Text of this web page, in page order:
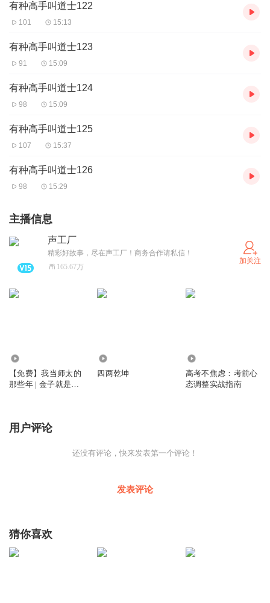
客服电话：0514-82395811
，客服小伙伴会为您贴心解答。
将追究法律责任。
有种高手叫道士122
101 15:13
有种高手叫道士123
91 15:09
有种高手叫道士124
98 15:09
有种高手叫道士125
107 15:37
有种高手叫道士126
98 15:29
主播信息
声工厂
精彩好故事，尽在声工厂！商务合作请私信！
165.67万
加关注
【免费】我当师太的
那些年 | 金子就是钞
四两乾坤
高考不焦虑：考前心
态调整实战指南
用户评论
还没有评论，快来发表第一个评论！
发表评论
猜你喜欢